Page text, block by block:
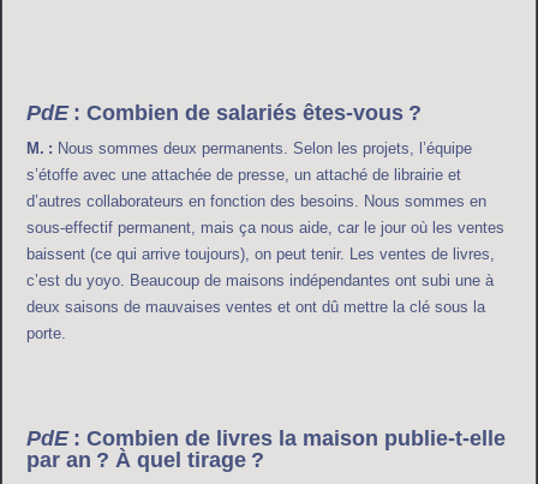
PdE : Combien de salariés êtes-vous ?
M. : Nous sommes deux permanents. Selon les projets, l’équipe
s’étoffe avec une attachée de presse, un attaché de librairie et
d’autres collaborateurs en fonction des besoins. Nous sommes en
sous-effectif permanent, mais ça nous aide, car le jour où les ventes
baissent (ce qui arrive toujours), on peut tenir. Les ventes de livres,
c’est du yoyo. Beaucoup de maisons indépendantes ont subi une à
deux saisons de mauvaises ventes et ont dû mettre la clé sous la
porte.
PdE : Combien de livres la maison publie-t-elle
par an ? À quel tirage ?